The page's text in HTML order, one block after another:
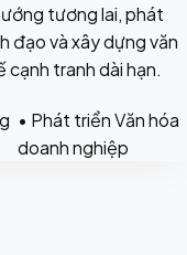
tương lai, phát
đạo và xây dựng văn
cạnh tranh dài hạn.
• Phát triển Văn hóa
doanh nghiệp